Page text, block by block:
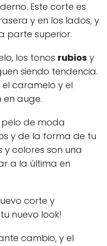
Este corte es
y en los lados, y
parte superior.
los tonos rubios y
siendo tendencia.
caramelo y el
auge.
pelo de moda
y de la forma de tu
y colores son una
a la última en
corte y
nuevo look!
cambio, y el